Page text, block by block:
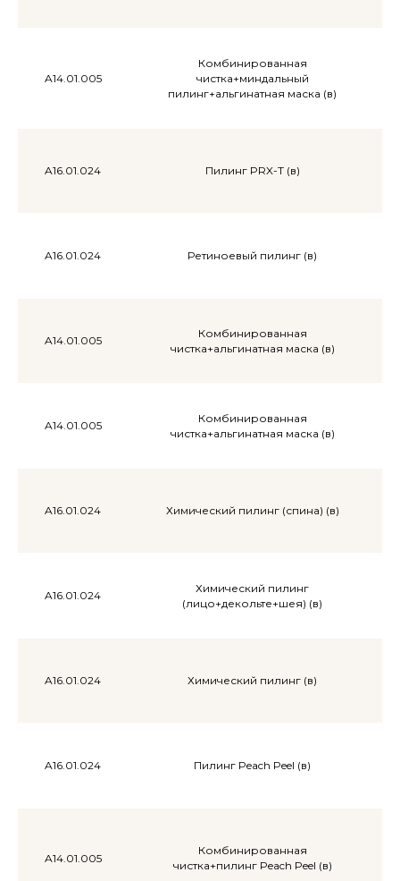
A14.01.005
Комбинированная
чистка+миндальный
пилинг+альгинатная маска (в)
A16.01.024 Пилинг PRX-T (в)
A16.01.024 Ретиноевый пилинг (в)
A14.01.005
Комбинированная
чистка+альгинатная маска (в)
A14.01.005
Комбинированная
чистка+альгинатная маска (в)
A16.01.024 Химический пилинг (спина) (в)
A16.01.024
Химический пилинг
(лицо+декольте+шея) (в)
A16.01.024 Химический пилинг (в)
A16.01.024 Пилинг Peach Peel (в)
A14.01.005
Комбинированная
чистка+пилинг Peach Peel (в)